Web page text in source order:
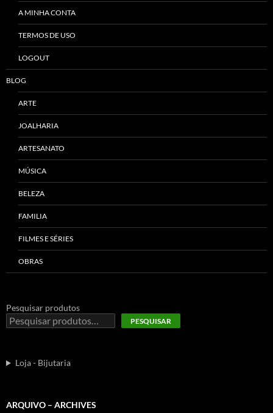
A MINHA CONTA
TERMOS DE USO
LOGOUT
BLOG
ARTE
JOALHARIA
ARTESANATO
MÚSICA
BELEZA
FAMILIA
FILMES E SÉRIES
OBRAS
Pesquisar produtos
PESQUISAR
Loja - Bijutaria
ARQUIVO – ARCHIVES